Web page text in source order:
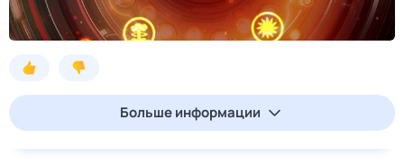
Больше информации